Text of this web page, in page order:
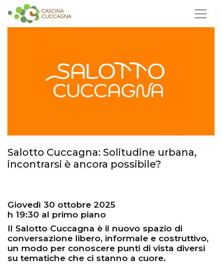
Salotto Cuccagna: Solitudine urbana,
incontrarsi è ancora possibile?
Giovedì 30 ottobre 2025
h 19:30 al primo piano
Il Salotto Cuccagna è il nuovo spazio di
conversazione libero, informale e costruttivo,
un modo per conoscere punti di vista diversi
su tematiche che ci stanno a cuore.